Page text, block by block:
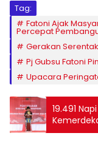
Tag:
Fatoni Ajak
Percepat
Gerakan
Pj Gubsu Fatoni
Upacara
19.491